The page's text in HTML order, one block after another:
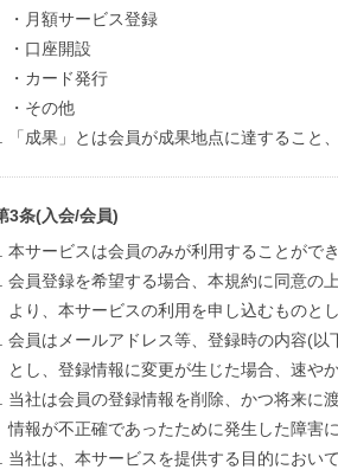
・月額サービス登録
・口座開設
・カード発行
・その他
「成果」とは会員が成果地点に達すること
3条(入会/会員)
本サービスは会員のみが利用することがで
会員登録を希望する場合、本規約に同意の
より、本サービスの利用を申し込むものとし
会員はメールアドレス等、登録時の内容(
とし、登録情報に変更が生じた場合、速や
当社は会員の登録情報を削除、かつ将来に
情報が不正確であったために発生した障害
当社は、本サービスを提供する目的におい